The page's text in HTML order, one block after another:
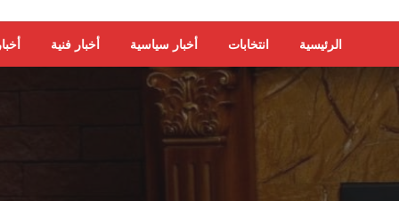
الرئيسية انتخابات أخبار سياسية أخبار فنية